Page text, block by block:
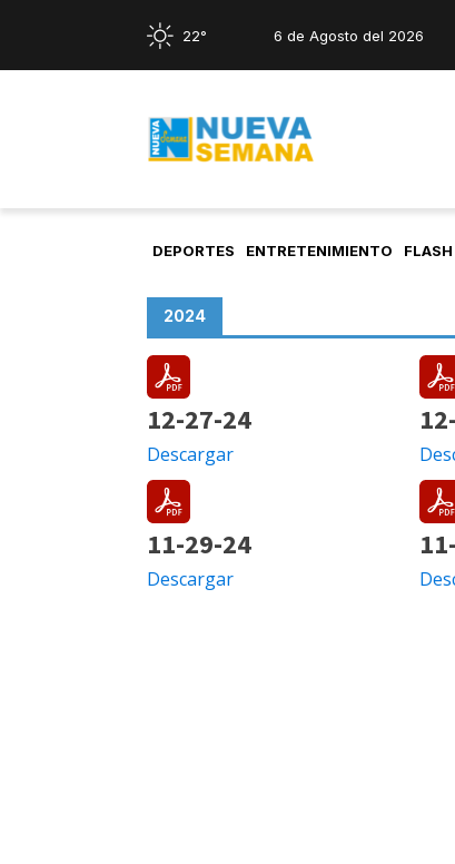
22° 6 de Agosto del 2026
DEPORTES ENTRETENIMIENTO FLASH
2024
12-27-24
Descargar
11-29-24
Descargar